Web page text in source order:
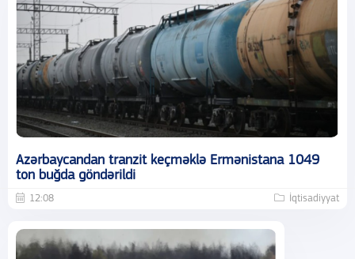
Azərbaycandan tranzit keçməklə Ermənistana 1049
ton buğda göndərildi
12:08 İqtisadiyyat